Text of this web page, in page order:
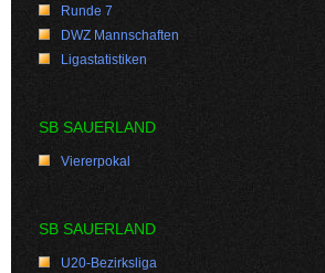
Runde 7
DWZ Mannschaften
Ligastatistiken
SB SAUERLAND
Viererpokal
SB SAUERLAND
U20-Bezirksliga